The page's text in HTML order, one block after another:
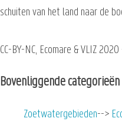
schuiten van het land naar de
CC-BY-NC, Ecomare & VLIZ
Bovenliggende categorieën
Zoetwatergebieden